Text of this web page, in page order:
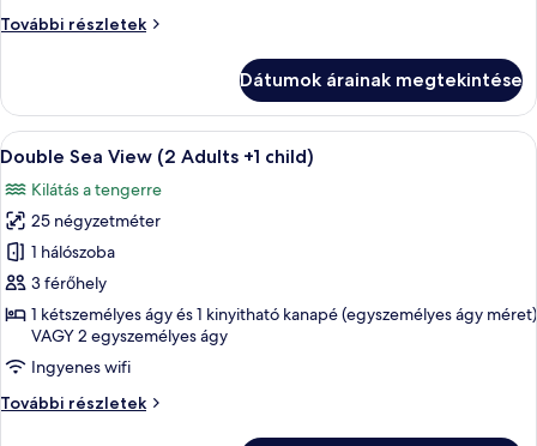
Adults)
További részletek
Double
részletei
Dátumok árainak megtekintése
A
következő
szoba
összes
képének
megtekintése:
Double
Sea
View
(2
Adults
Egy erkély, ahonnan kilátás nyílik a
5
Double Sea View (2 Adults +1 child)
Kilátás a tengerre
25 négyzetméter
1 hálószoba
3 férőhely
1 kétszemélyes ágy és 1 kinyitható kanapé (egyszemélyes ágy méret)
VAGY 2 egyszemélyes ágy
Ingyenes wifi
További részletek
Double